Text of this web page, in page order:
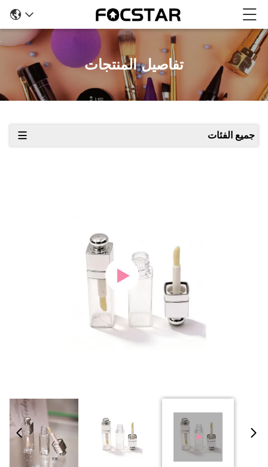
تفاصيل المنتجات
جميع الفئات